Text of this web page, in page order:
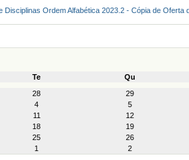
Disciplinas Ordem Alfabética 2023.2 - Cópia de
Te
Qu
28
29
4
5
11
12
18
19
25
26
1 2